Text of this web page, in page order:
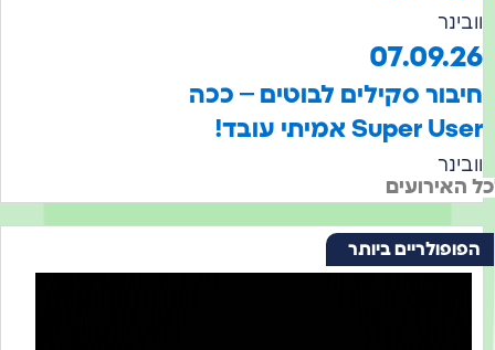
וובינר
07.09.26
חיבור סקילים לבוטים – ככה
Super User אמיתי עובד!
וובינר
האירועים
הפופולריים ביותר